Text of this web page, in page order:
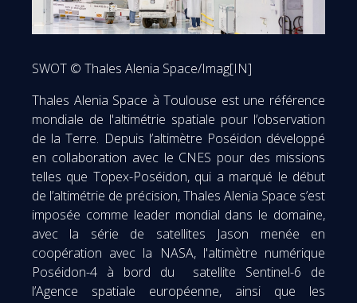
SWOT © Thales Alenia Space/Imag[IN]
Thales Alenia Space à Toulouse est une référence
mondiale de l'altimétrie spatiale pour l’observation
de la Terre. Depuis l’altimètre Poséidon développé
en collaboration avec le CNES pour des missions
telles que Topex-Poséidon, qui a marqué le début
de l’altimétrie de précision, Thales Alenia Space s’est
imposée comme leader mondial dans le domaine,
avec la série de satellites Jason menée en
coopération avec la NASA, l'altimètre numérique
Poséidon-4 à bord du satellite Sentinel-6 de
l’Agence spatiale européenne, ainsi que les